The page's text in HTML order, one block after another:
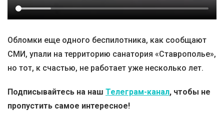
Обломки еще одного беспилотника, как сообщают
СМИ, упали на территорию санатория «Ставрополье»,
но тот, к счастью, не работает уже несколько лет.
Подписывайтесь на наш Телеграм-канал, чтобы не
пропустить самое интересное!